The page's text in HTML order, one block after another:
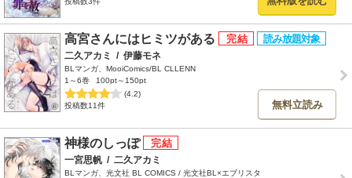
高宮さんにはヒミツがある
二久アカミ / 伊藤モネ
BLマンガ、MooiComics/BL CLLENN
1～6巻
100pt～150pt
(4.2)
投稿数11件
無料立読み
神様のしっぽ
一宮思帆 / 二久アカミ
BLマンガ、光文社 BL COMICS / 光文社BL×エブリスタ